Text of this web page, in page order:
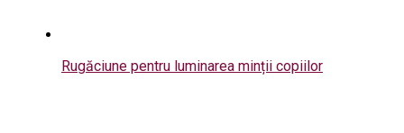
Rugăciune pentru luminarea minții copiilor